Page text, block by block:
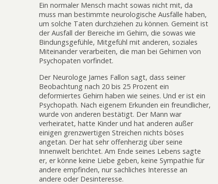
Ein normaler Mensch macht sowas nicht mit, da
muss man bestimmte neurologische Ausfälle haben,
um solche Taten durchziehen zu können. Gemeint ist
der Ausfall der Bereiche im Gehirn, die sowas wie
Bindungsgefühle, Mitgefühl mit anderen, soziales
Miteinander verarbeiten, die man bei Gehirnen von
Psychopaten vorfindet.
Der Neurologe James Fallon sagt, dass seiner
Beobachtung nach 20 bis 25 Prozent ein
deformiertes Gehirn haben wie seines. Und er ist ein
Psychopath. Nach eigenem Erkunden ein freundlicher,
wurde von anderen bestätigt. Der Mann war
verheiratet, hatte Kinder und hat anderen außer
einigen grenzwertigen Streichen nichts böses
angetan. Der hat sehr offenherzig über seine
Innenwelt berichtet. Am Ende seines Lebens sagte
er, er könne keine Liebe geben, keine Sympathie für
andere empfinden, nur sachliches Interesse an
andere oder Desinteresse.